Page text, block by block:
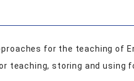
for the teaching of
teaching, storing and using